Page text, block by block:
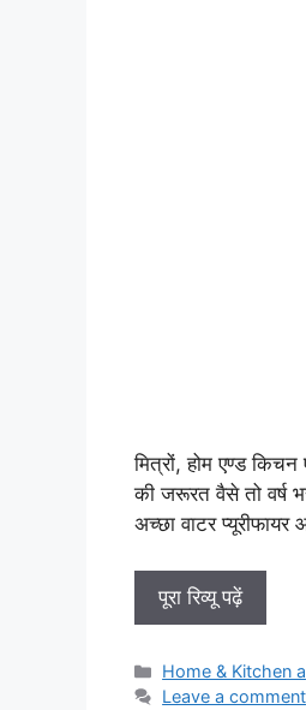
मित्रों, होम एण्ड
की जरूरत वैसे तो वर्ष
अच्छा वाटर
पूरा रिव्यू पढ़ें
Categories
Home & Kitchen
Leave a comment